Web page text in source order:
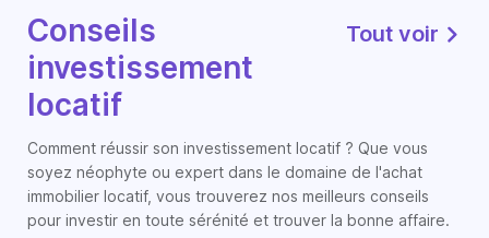
Conseils
investissement
locatif
Tout voir
Comment réussir son investissement locatif ? Que vous
soyez néophyte ou expert dans le domaine de l'achat
immobilier locatif, vous trouverez nos meilleurs conseils
pour investir en toute sérénité et trouver la bonne affaire.